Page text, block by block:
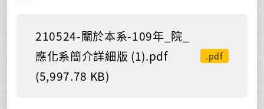
210524-關於本系-109年_院_
應化系簡介詳細版 (1).pdf
(5,997.78 KB)
.pdf